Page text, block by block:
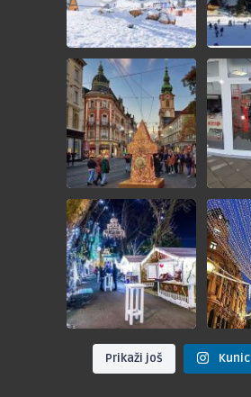
🎄ADVENT GRAC🎄
💵 49KM
POŠTOVANI...
🎁
🎄ADVENT ZAGREB🎄
📅 28.12.2024.
💵...
🎆
Prikaži još